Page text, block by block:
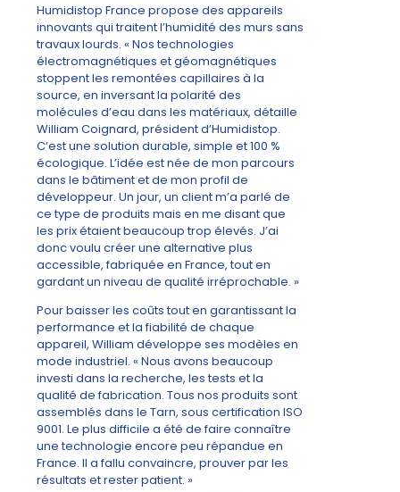
Humidistop France propose des appareils
innovants qui traitent l’humidité des murs sans
travaux lourds. « Nos technologies
électromagnétiques et géomagnétiques
stoppent les remontées capillaires à la
source, en inversant la polarité des
molécules d’eau dans les matériaux, détaille
William Coignard, président d’Humidistop.
C’est une solution durable, simple et 100 %
écologique. L’idée est née de mon parcours
dans le bâtiment et de mon profil de
développeur. Un jour, un client m’a parlé de
ce type de produits mais en me disant que
les prix étaient beaucoup trop élevés. J’ai
donc voulu créer une alternative plus
accessible, fabriquée en France, tout en
gardant un niveau de qualité irréprochable. »
Pour baisser les coûts tout en garantissant la
performance et la fiabilité de chaque
appareil, William développe ses modèles en
mode industriel. « Nous avons beaucoup
investi dans la recherche, les tests et la
qualité de fabrication. Tous nos produits sont
assemblés dans le Tarn, sous certification ISO
9001. Le plus difficile a été de faire connaître
une technologie encore peu répandue en
France. Il a fallu convaincre, prouver par les
résultats et rester patient. »